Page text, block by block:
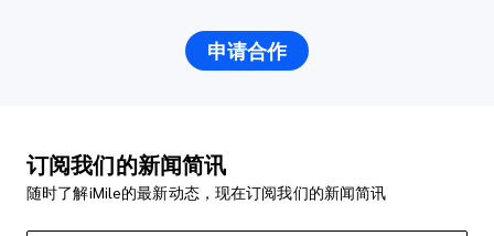
申请合作
订阅我们的新闻简讯
随时了解iMile的最新动态，现在订阅我们的新闻简讯